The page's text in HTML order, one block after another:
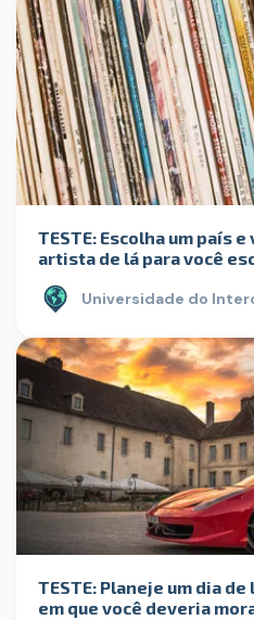
TESTE: Escolha um país
artista de lá para você
Universidade do
TESTE: Planeje um dia
em que você deveria